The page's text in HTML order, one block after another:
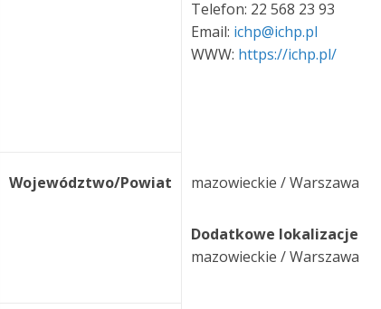
Telefon: 22 568 23 93
Email: ichp@ichp.pl
WWW: https://ichp.pl/
Województwo/Powiat mazowieckie / Warszawa
Dodatkowe lokalizacje
mazowieckie / Warszawa